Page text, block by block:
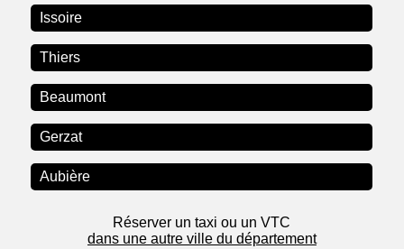
Issoire
Thiers
Beaumont
Gerzat
Aubière
Réserver un taxi ou un VTC
dans une autre ville du département